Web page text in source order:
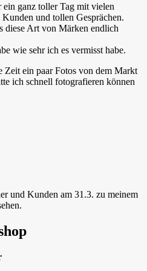
ein ganz toller Tag mit vielen
und tollen Gesprächen.
diese Art von Märken endlich
wie sehr ich es vermisst habe.
Zeit ein paar Fotos von dem Markt
ich schnell fotografieren können
und Kunden am 31.3. zu meinem